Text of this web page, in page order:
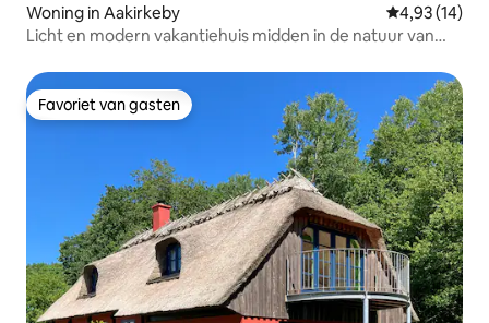
Woning in Aakirkeby Gemiddelde
4,93 (14)
Licht en modern vakantiehuis midden in de natuur van
Favoriet van gasten
Favoriet van gasten